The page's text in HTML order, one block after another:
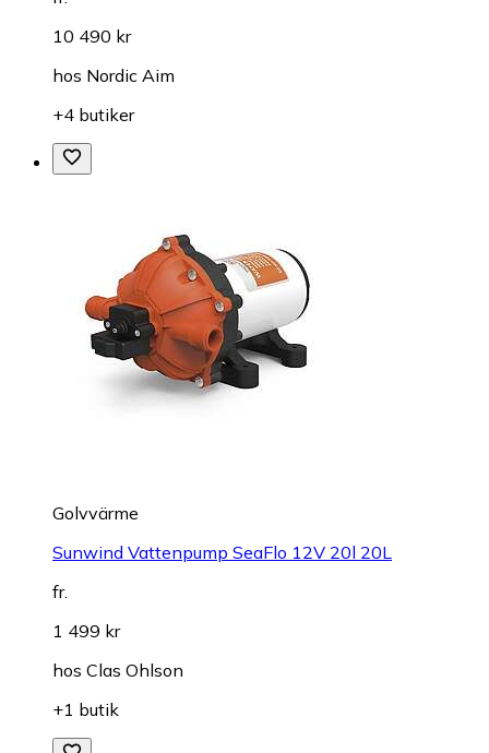
10 490 kr
hos Nordic Aim
+4 butiker
Golvvärme
Sunwind Vattenpump SeaFlo 12V 20l 20L
fr.
1 499 kr
hos Clas Ohlson
+1 butik